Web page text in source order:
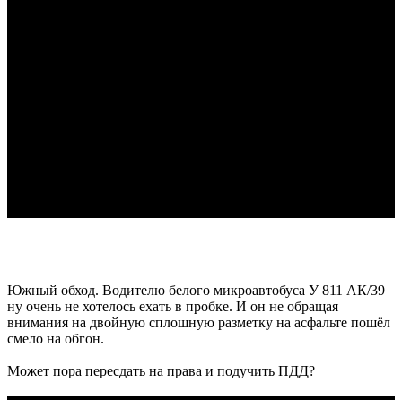
Южный обход. Водителю белого микроавтобуса У 811 АК/39
ну очень не хотелось ехать в пробке. И он не обращая
внимания на двойную сплошную разметку на асфальте пошёл
смело на обгон.
Может пора пересдать на права и подучить ПДД?